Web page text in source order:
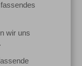
wir uns